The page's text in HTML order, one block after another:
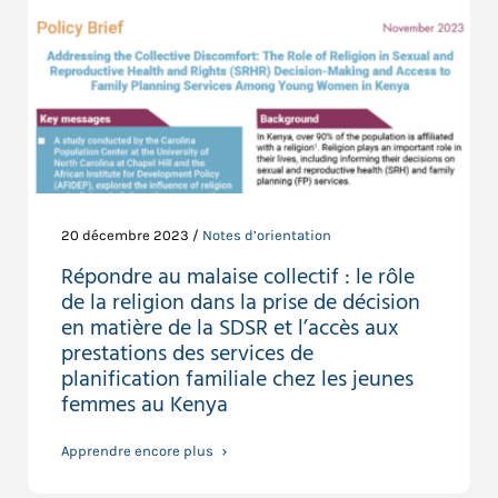
20 décembre 2023 / Notes d’orientation
Répondre au malaise collectif : le rôle
de la religion dans la prise de décision
en matière de la SDSR et l’accès aux
prestations des services de
planification familiale chez les jeunes
femmes au Kenya
Apprendre encore plus